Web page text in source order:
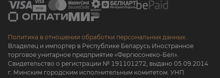
Политика в отношении обработки персональных данных.
Владелец и импортер в Республике Беларусь Иностранное
торговое унитарное предприятие «Фергюсонеко-Бел».
Свидетельство о регистрации № 191101272, выдано 05.09.2014
г. Минским городским исполнительным комитетом. УНП